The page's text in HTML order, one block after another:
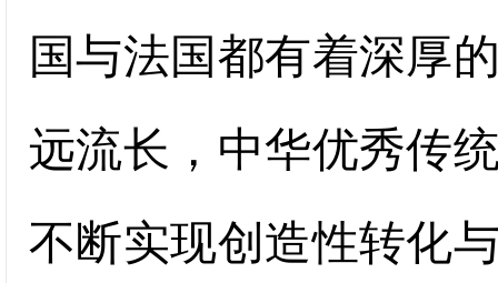
国与法国都有着深厚
远流长，中华优秀传
不断实现创造性转化